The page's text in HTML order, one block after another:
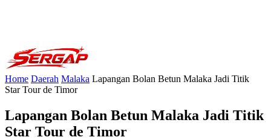
Home Daerah Malaka Lapangan Bolan Betun Malaka Jadi Titik
Star Tour de Timor
Lapangan Bolan Betun Malaka Jadi Titik
Star Tour de Timor